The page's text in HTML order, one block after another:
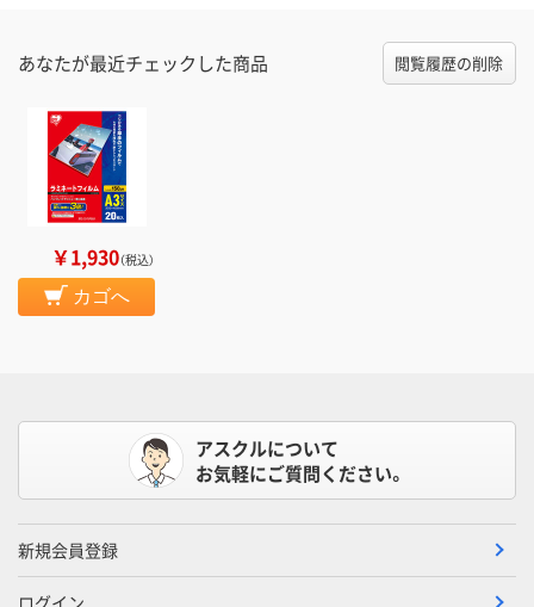
あなたが最近チェックした商品 閲覧履歴の削除
￥1,930（税込）
カゴへ
アスクルについて
お気軽にご質問ください。
新規会員登録
ログイン